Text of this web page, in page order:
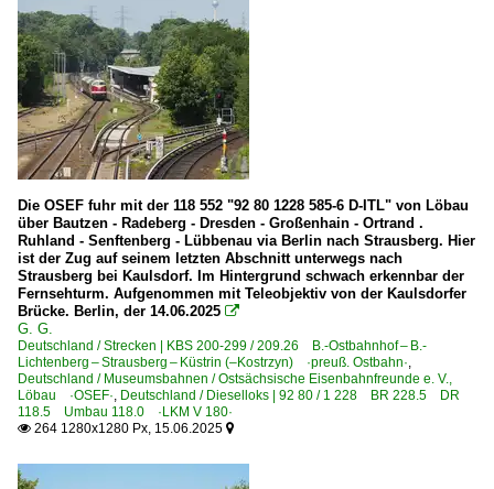
Captrain - ITL Eisenbahngesellschaft mbH, Dresden
Unternehmen (L - Z)
PRESS Eisenbahn-Bau- und Betriebsgesellschaft
Wedler Franz Logistik GmbH & Co. KG, Potsdam ·WFL·
Unternehmen | historisch
ITL Import, Transport, Logistik 1998-2002
Die OSEF fuhr mit der 118 552 "92 80 1228 585-6 D-ITL" von Löbau
über Bautzen - Radeberg - Dresden - Großenhain - Ortrand .
Ruhland - Senftenberg - Lübbenau via Berlin nach Strausberg. Hier
ist der Zug auf seinem letzten Abschnitt unterwegs nach
Strausberg bei Kaulsdorf. Im Hintergrund schwach erkennbar der
Fernsehturm. Aufgenommen mit Teleobjektiv von der Kaulsdorfer
Brücke. Berlin, der 14.06.2025 
G. G.
Deutschland / Strecken | KBS 200-299 / 209.26 B.-Ostbahnhof – B.-
Lichtenberg – Strausberg – Küstrin (–Kostrzyn) ·preuß. Ostbahn·,
Deutschland / Museumsbahnen / Ostsächsische Eisenbahnfreunde e. V.,
Löbau ·OSEF·, Deutschland / Dieselloks | 92 80 / 1 228 BR 228.5 DR
118.5 Umbau 118.0 ·LKM V 180·
 264 1280x1280 Px, 15.06.2025 